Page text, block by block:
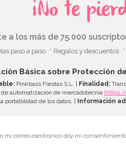
¡No te
a los más de 75.000
paso a paso * Regalos y descuentos
Básica sobre Protección
Pinkbass Fiestas S.L. | Finalidad:
de automatización de mercadotecnia
portabilidad de los datos. | Información
mi correo electrónico doy mi